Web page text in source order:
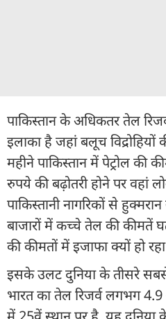
पाकिस्तान के अधिकतर तेल
इलाका है जहां बलूच विद्रोहियों
महीने पाकिस्तान में पेट्रोल की
रुपये की बढ़ोतरी होने पर वहां
पाकिस्तानी नागरिकों से
बाजारों में कच्चे तेल की कीमतें
की कीमतों में इजाफा क्यों हो
इसके उलट दुनिया के तीसरे
भारत का तेल रिजर्व लगभग